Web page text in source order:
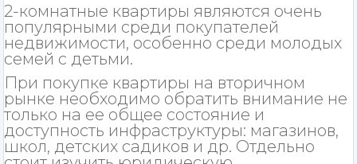
2-комнатные квартиры являются очень
популярными среди покупателей
недвижимости, особенно среди молодых
семей с детьми.
При покупке квартиры на вторичном
рынке необходимо обратить внимание не
только на ее общее состояние и
доступность инфраструктуры: магазинов,
школ, детских садиков и др. Отдельно